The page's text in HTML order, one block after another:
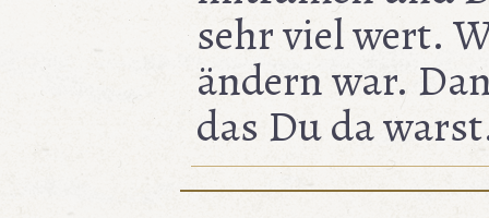
sehr viel wert.
ändern war.
das Du da